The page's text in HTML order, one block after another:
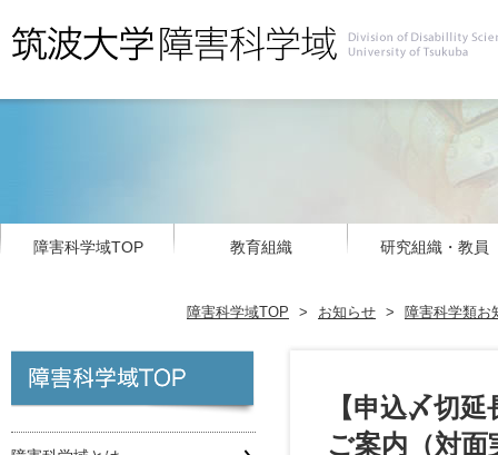
障害科学域TOP 教育組織 研究組織・教員
障害科学域TOP > お知らせ > 障害科学類お
【申込〆切
ご案内（対面